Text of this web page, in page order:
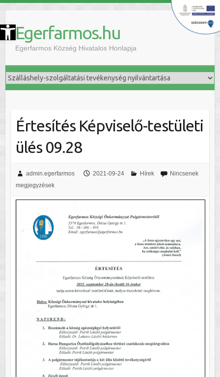
Eszköztár megnyitása Egerfarmos.hu
Egerfarmos Község Hivatalos Honlapja
Értesítés Képviselő-testületi
ülés 09.28
admin.egerfarmos 2021-09-24 Hírek
Nincsenek
megjegyzések